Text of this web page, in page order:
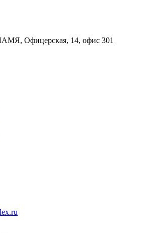
Офицерская, 14, офис 301